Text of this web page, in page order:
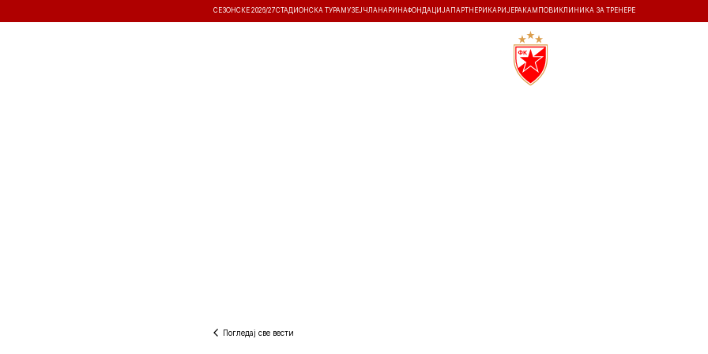
СЕЗОНСКЕ 2026/27СТАДИОНСКА ТУРА МУЗЕЈ ЧЛАНАРИНАФОНДАЦИЈА ПАРТНЕРИ КАРИЈЕРА КАМПОВИ КЛИНИКА ЗА ТРЕНЕРЕ
Погледај све вести